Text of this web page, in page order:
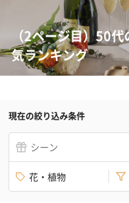
（2ページ目）50
気ランキング
現在の絞り込み条件
シーン
花・植物